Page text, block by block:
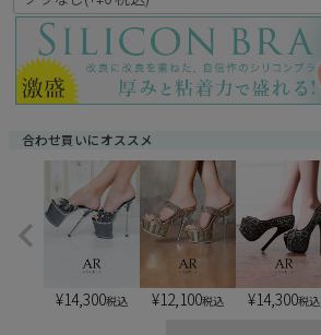
須
)
合わせ買いにオススメ
¥14,300税込 ¥12,100税込 ¥14,300税込